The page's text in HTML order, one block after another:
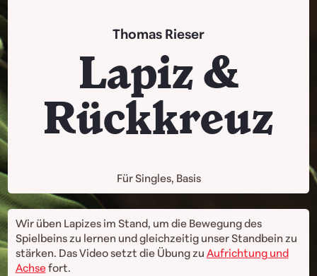
Lapiz &
Rückkreuz
Thomas Rieser
Für Singles, Basis
Wir üben Lapizes im Stand, um die Bewegung des
Spielbeins zu lernen und gleichzeitig unser Standbein zu
stärken. Das Video setzt die Übung zu Aufrichtung und
Achsefort.